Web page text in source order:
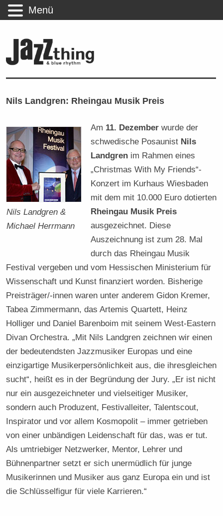
Nils Landgren: Rheingau Musik Preis
Nils Landgren &
Michael Herrmann
Am 11. Dezember wurde der
schwedische Posaunist Nils
Landgren im Rahmen eines
„Christmas With My Friends“-
Konzert im Kurhaus Wiesbaden
mit dem mit 10.000 Euro dotierten
Rheingau Musik Preis
ausgezeichnet. Diese
Auszeichnung ist zum 28. Mal
durch das Rheingau Musik
Festival vergeben und vom Hessischen Ministerium für
Wissenschaft und Kunst finanziert worden. Bisherige
Preisträger/-innen waren unter anderem Gidon Kremer,
Tabea Zimmermann, das Artemis Quartett, Heinz
Holliger und Daniel Barenboim mit seinem West-Eastern
Divan Orchestra. „Mit Nils Landgren zeichnen wir einen
der bedeutendsten Jazzmusiker Europas und eine
einzigartige Musikerpersönlichkeit aus, die ihresgleichen
sucht“, heißt es in der Begründung der Jury. „Er ist nicht
nur ein ausgezeichneter und vielseitiger Musiker,
sondern auch Produzent, Festivalleiter, Talentscout,
Inspirator und vor allem Kosmopolit – immer getrieben
von einer unbändigen Leidenschaft für das, was er tut.
Als umtriebiger Netzwerker, Mentor, Lehrer und
Bühnenpartner setzt er sich unermüdlich für junge
Musikerinnen und Musiker aus ganz Europa ein und ist
die Schlüsselfigur für viele Karrieren.“
Menü